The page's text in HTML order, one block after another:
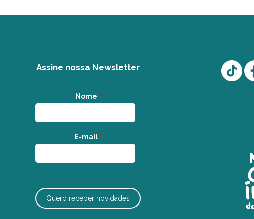
Assine nossa Newsletter
Nome *
E-mail *
Quero receber novidades